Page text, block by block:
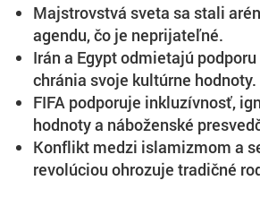
Majstrovstvá sveta sa stali
agendu, čo je neprijateľné.
Irán a Egypt odmietajú
chránia svoje kultúrne hodnoty.
FIFA podporuje inkluzívnosť,
hodnoty a náboženské
Konflikt medzi islamizmom a
revolúciou ohrozuje tradičné